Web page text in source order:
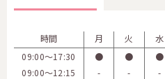
時間 月 火 水
09:00〜17:30
● ● ●
09:00〜12:15
- - -